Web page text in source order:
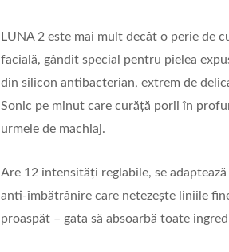
LUNA 2 este mai mult decât o perie de
facială, gândit special pentru pielea
din silicon antibacterian, extrem de
Sonic pe minut care curăță porii în
urmele de machiaj.
Are 12 intensități reglabile, se
anti-îmbătrânire care netezește liniile
proaspăt – gata să absoarbă toate